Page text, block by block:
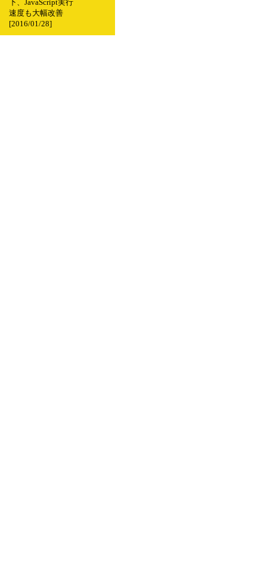
下、JavaScript実行
速度も大幅改善
[2016/01/28]